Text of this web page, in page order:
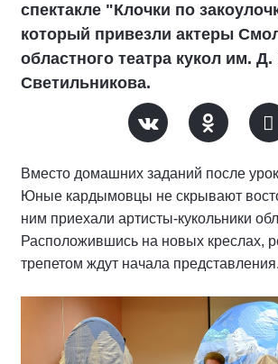
спектакле "Клочки по
который привезли актеры
областного театра кукол им. Д.
Светильникова.
Вместо домашних заданий после
Юные кардымовцы не скрывают
ним приехали артисты-кукольники
Расположившись на новых креслах,
трепетом ждут начала представления.